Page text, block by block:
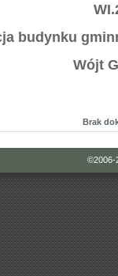
budynku
Wójt
Brak
©2006-